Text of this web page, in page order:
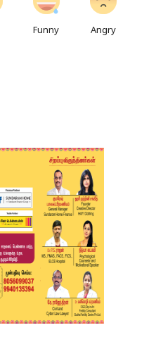
Funny Angry